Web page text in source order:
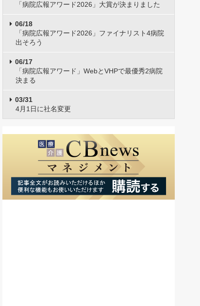
「病院広報アワード2026」大賞が決まりました
06/18
「病院広報アワード2026」ファイナリスト4病院
出そろう
06/17
「病院広報アワード」WebとVHPで最優秀2病院
決まる
03/31
4月1日に社名変更